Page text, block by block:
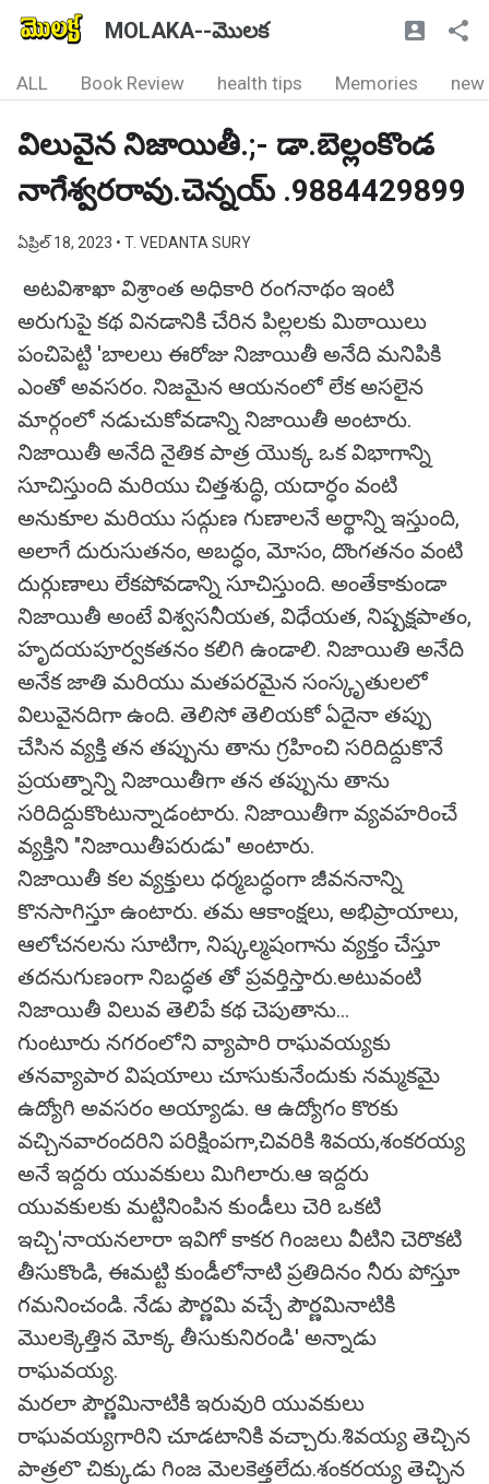
MOLAKA--మొలక
ALL Book Review health tips Memories new
విలువైన నిజాయితీ.;- డా.బెల్లంకొండ
నాగేశ్వరరావు.చెన్నయ్ .9884429899
ఏప్రిల్ 18, 2023 • T. VEDANTA SURY
అటవిశాఖా విశ్రాంత అధికారి రంగనాథం ఇంటి
అరుగుపై కథ వినడానికి చేరిన పిల్లలకు మిఠాయిలు
పంచిపెట్టి 'బాలలు ఈరోజు నిజాయితీ అనేది మనిపికి
ఎంతో అవసరం. నిజమైన ఆయనంలో లేక అసలైన
మార్గంలో నడుచుకోవడాన్ని నిజాయితీ అంటారు.
నిజాయితీ అనేది నైతిక పాత్ర యొక్క ఒక విభాగాన్ని
సూచిస్తుంది మరియు చిత్తశుద్ధి, యదార్ధం వంటి
అనుకూల మరియు సద్గుణ గుణాలనే అర్థాన్ని ఇస్తుంది,
అలాగే దురుసుతనం, అబద్ధం, మోసం, దొంగతనం వంటి
దుర్గుణాలు లేకపోవడాన్ని సూచిస్తుంది. అంతేకాకుండా
నిజాయితీ అంటే విశ్వసనీయత, విధేయత, నిష్పక్షపాతం,
హృదయపూర్వకతనం కలిగి ఉండాలి. నిజాయితి అనేది
అనేక జాతి మరియు మతపరమైన సంస్కృతులలో
విలువైనదిగా ఉంది. తెలిసో తెలియకో ఏదైనా తప్పు
చేసిన వ్యక్తి తన తప్పును తాను గ్రహించి సరిదిద్దుకొనే
ప్రయత్నాన్ని నిజాయితీగా తన తప్పును తాను
సరిదిద్దుకొంటున్నాడంటారు. నిజాయితీగా వ్యవహరించే
వ్యక్తిని "నిజాయితీపరుడు" అంటారు.
నిజాయితీ కల వ్యక్తులు ధర్మబద్ధంగా జీవననాన్ని
కొనసాగిస్తూ ఉంటారు. తమ ఆకాంక్షలు, అభిప్రాయాలు,
ఆలోచనలను సూటిగా, నిష్కల్మషంగాను వ్యక్తం చేస్తూ
తదనుగుణంగా నిబద్ధత తో ప్రవర్తిస్తారు.అటువంటి
నిజాయితీ విలువ తెలిపే కథ చెపుతాను...
గుంటూరు నగరంలోని వ్యాపారి రాఘవయ్యకు
తనవ్యాపార విషయాలు చూసుకునేందుకు నమ్మకమై
ఉద్యోగి అవసరం అయ్యాడు. ఆ ఉద్యోగం కొరకు
వచ్చినవారందరిని పరిక్షింపగా,చివరికి శివయ,శంకరయ్య
అనే ఇద్దరు యువకులు మిగిలారు.ఆ ఇద్దరు
యువకులకు మట్టినింపిన కుండీలు చెరి ఒకటి
ఇచ్చి'నాయనలారా ఇవిగో కాకర గింజలు వీటిని చెరొకటి
తీసుకొండి, ఈమట్టి కుండీలోనాటి ప్రతిదినం నీరు పోస్తూ
గమనించండి. నేడు పౌర్ణమి వచ్చే పౌర్ణమినాటికి
మొలక్కెత్తిన మోక్క తీసుకునిరండి' అన్నాడు
రాఘవయ్య.
మరలా పౌర్ణమినాటికి ఇరువురి యువకులు
రాఘవయ్యగారిని చూడటానికి వచ్చారు.శివయ్య తెచ్చిన
పాత్రలొ చిక్కుడు గింజ మెలకెత్తలేదు.శంకరయ్య తెచ్చిన